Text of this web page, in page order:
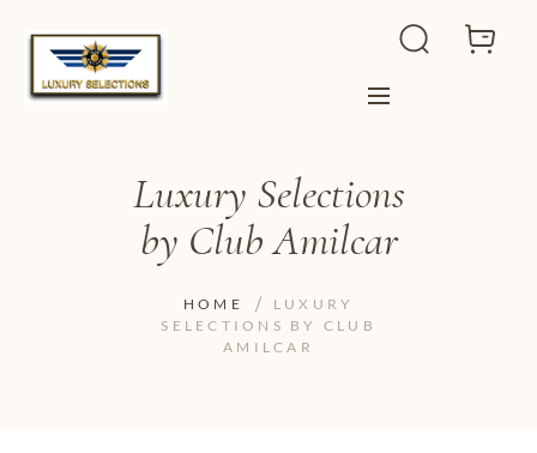
Luxury Selections
by Club Amilcar
HOME
LUXURY
SELECTIONS BY CLUB
AMILCAR